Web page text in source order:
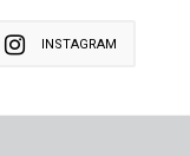
INSTAGRAM